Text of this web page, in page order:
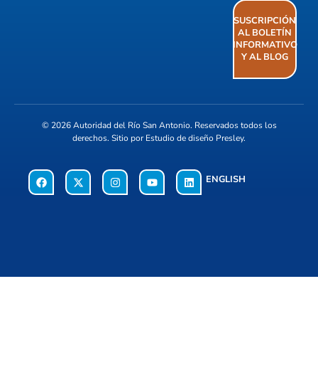
SUSCRIPCIÓN
AL BOLETÍN
INFORMATIVO
Y AL BLOG
© 2026Autoridad del Río San Antonio. Reservados todos los
derechos. Sitio porEstudio de diseño Presley.
ENGLISH